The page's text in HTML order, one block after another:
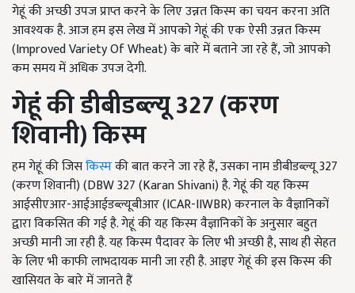
गेहूं की अच्छी उपज प्राप्त करने के लिए उन्नत किस्म का चयन करना अति
आवश्यक है. आज हम इस लेख में आपको गेहूं की एक ऐसी उन्नत किस्म
(Improved Variety Of Wheat) के बारे में बताने जा रहे हैं, जो आपको
कम समय में अधिक उपज देगी.
गेहूं की डीबीडब्ल्यू327 (करण
शिवानी) किस्म
हम गेहूं की जिसकिस्मकी बात करने जा रहे हैं, उसका नाम डीबीडब्ल्यू 327
(करण शिवानी) (DBW 327 (Karan Shivani) है. गेहूं की यह किस्म
आईसीएआर-आईआईडब्ल्यूबीआर (ICAR-IIWBR) करनाल के वैज्ञानिकों
द्वारा विकसित की गई है. गेहूं की यह किस्म वैज्ञानिकों के अनुसार बहुत
अच्छी मानी जा रही है. यह किस्म पैदावर के लिए भी अच्छी है, साथ ही सेहत
के लिए भी काफी लाभदायक मानी जा रही है. आइए गेहूं की इस किस्म की
खासियत के बारे में जानते हैं